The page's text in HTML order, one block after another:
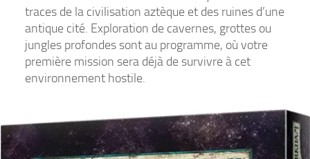
traces de la civilisation aztèque et des ruines d’une
antique cité. Exploration de cavernes, grottes ou
jungles profondes sont au programme, où votre
première mission sera déjà de survivre à cet
environnement hostile.